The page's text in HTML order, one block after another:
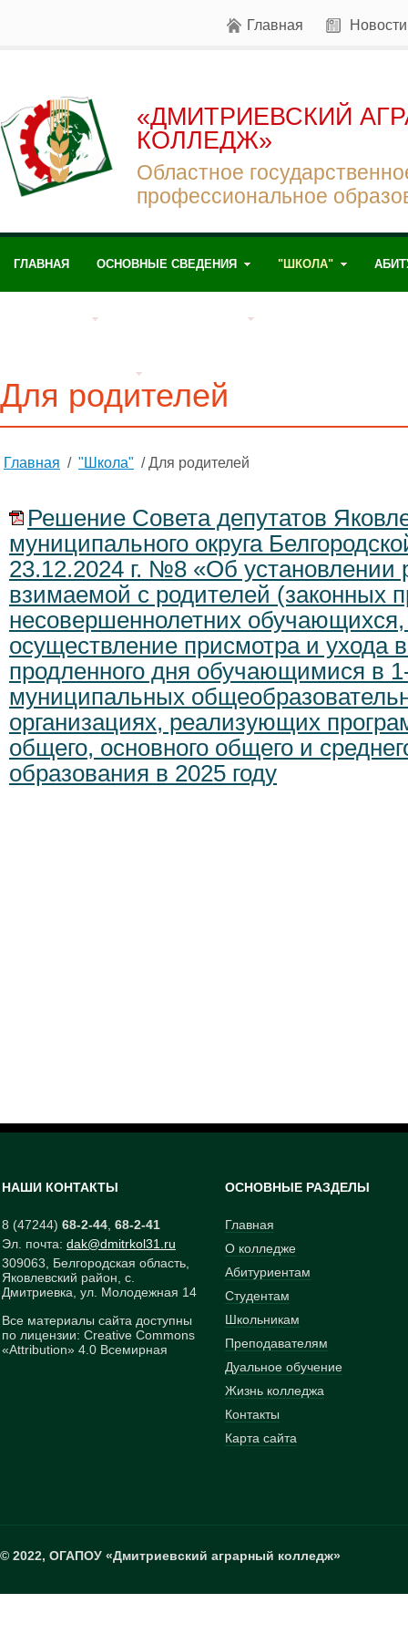
Главная Новости
«ДМИТРИЕВСКИЙ
КОЛЛЕДЖ»
Областное
профессиональное
ГЛАВНАЯ ОСНОВНЫЕ СВЕДЕНИЯ "ШКОЛА"
Для родителей
Главная / "Школа" / Для родителей
Решение Совета депутатов
муниципального округа
23.12.2024 г. №8 «Об установлении
взимаемой с родителей (законных
несовершеннолетних обучающихся,
осуществление присмотра и ухода
продленного дня обучающимися в
муниципальных
организациях, реализующих
общего, основного общего и
образования в 2025 году
НАШИ КОНТАКТЫ
8 (47244) 68-2-44 68-2-41
Эл. почта: dak@dmitrkol31 ru
309063, Белгородская область,
Яковлевский район, с.
Дмитриевка, ул. Молодежная 14
Все материалы сайта доступны
по лицензии: Creative Commons
«Attribution» 4.0 Всемирная
ОСНОВНЫЕ РАЗДЕЛЫ
Главная
О колледже
Абитуриентам
Студентам
Школьникам
Преподавателям
Дуальное обучение
Жизнь колледжа
Контакты
Карта сайта
© 2022, ОГАПОУ «Дмитриевский аграрный колледж»